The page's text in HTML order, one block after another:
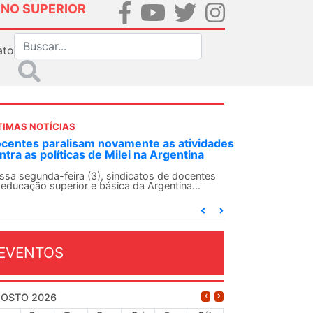
SUPERIOR
NOTÍCIAS
SN convoca docentes para Dia de
Internacionalista com Cuba em
de agosto
SN conclama suas seções sindicais e o